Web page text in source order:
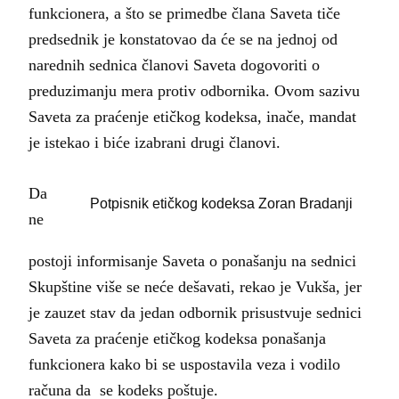
funkcionera, a što se primedbe člana Saveta tiče
predsednik je konstatovao da će se na jednoj od
narednih sednica članovi Saveta dogovoriti o
preduzimanju mera protiv odbornika. Ovom sazivu
Saveta za praćenje etičkog kodeksa, inače, mandat
je istekao i biće izabrani drugi članovi.
Potpisnik etičkog kodeksa Zoran Bradanji
Da
ne
postoji informisanje Saveta o ponašanju na sednici
Skupštine više se neće dešavati, rekao je Vukša, jer
je zauzet stav da jedan odbornik prisustvuje sednici
Saveta za praćenje etičkog kodeksa ponašanja
funkcionera kako bi se uspostavila veza i vodilo
računa da se kodeks poštuje.